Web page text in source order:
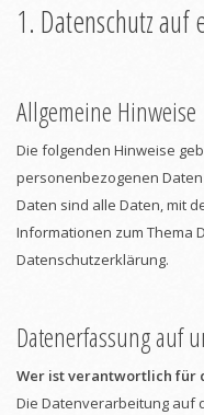
1. Datenschutz auf
Allgemeine Hinweise
Die folgenden Hinweise
personenbezogenen
Daten sind alle Daten, mit
Informationen zum Thema
Datenschutzerklärung.
Datenerfassung auf
Wer ist verantwortlich für
Die Datenverarbeitung auf